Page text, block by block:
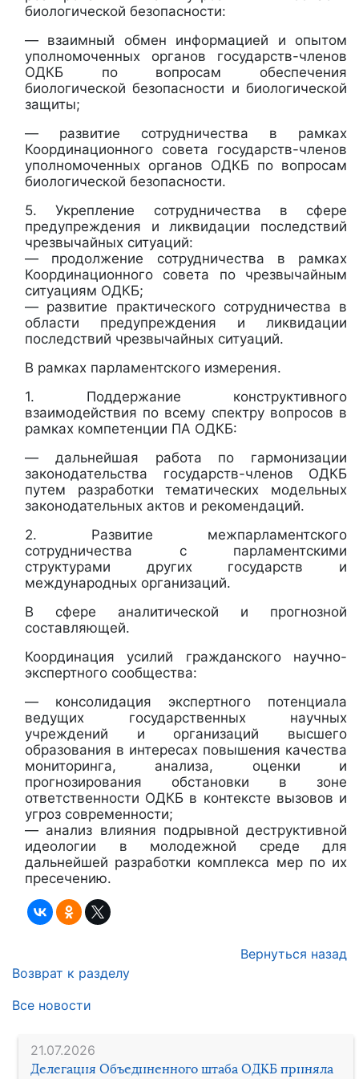
21.07.2026
Делегация Объединенного штаба ОДКБ приняла
биологической безопасности:
— взаимный обмен информацией и опытом
уполномоченных органов государств-членов
ОДКБ по вопросам обеспечения
биологической безопасности и биологической
защиты;
— развитие сотрудничества в рамках
Координационного совета государств-членов
уполномоченных органов ОДКБ по вопросам
биологической безопасности.
5. Укрепление сотрудничества в сфере
предупреждения и ликвидации последствий
чрезвычайных ситуаций:
— продолжение сотрудничества в рамках
Координационного совета по чрезвычайным
ситуациям ОДКБ;
— развитие практического сотрудничества в
области предупреждения и ликвидации
последствий чрезвычайных ситуаций.
В рамках парламентского измерения.
1. Поддержание конструктивного
взаимодействия по всему спектру вопросов в
рамках компетенции ПА ОДКБ:
— дальнейшая работа по гармонизации
законодательства государств-членов ОДКБ
путем разработки тематических модельных
законодательных актов и рекомендаций.
2. Развитие межпарламентского
сотрудничества с парламентскими
структурами других государств и
международных организаций.
В сфере аналитической и прогнозной
составляющей.
Координация усилий гражданского научно-
экспертного сообщества:
— консолидация экспертного потенциала
ведущих государственных научных
учреждений и организаций высшего
образования в интересах повышения качества
мониторинга, анализа, оценки и
прогнозирования обстановки в зоне
ответственности ОДКБ в контексте вызовов и
угроз современности;
— анализ влияния подрывной деструктивной
идеологии в молодежной среде для
дальнейшей разработки комплекса мер по их
пресечению.
Вернуться назад
Возврат к разделу
Все новости